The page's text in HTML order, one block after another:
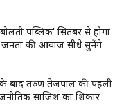
पब्लिक' सितंबर से होगा
की आवाज सीधे सुनेंगे
बाद तरुण तेजपाल की पहली
साजिश का शिकार